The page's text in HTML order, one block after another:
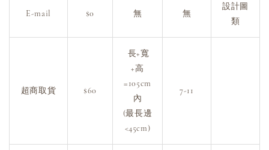
E-mail $0 無 無
設計圖
類
超商取貨 $60
長+寬
+高
=105cm
內
(最長邊
<45cm)
7-11